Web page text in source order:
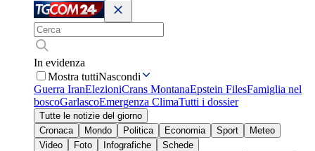
In evidenza
Mostra tuttiNascondi
Guerra IranElezioniCrans MontanaEpstein FilesFamiglia nel
boscoGarlascoEmergenza ClimaTutti i dossier
Tutte le notizie del giorno
Cronaca
Mondo Politica Economia Sport
Meteo
Video
Foto Infografiche
Schede